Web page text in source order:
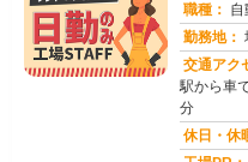
職種：
勤務地：
交通アク
駅から車
分
休日・休